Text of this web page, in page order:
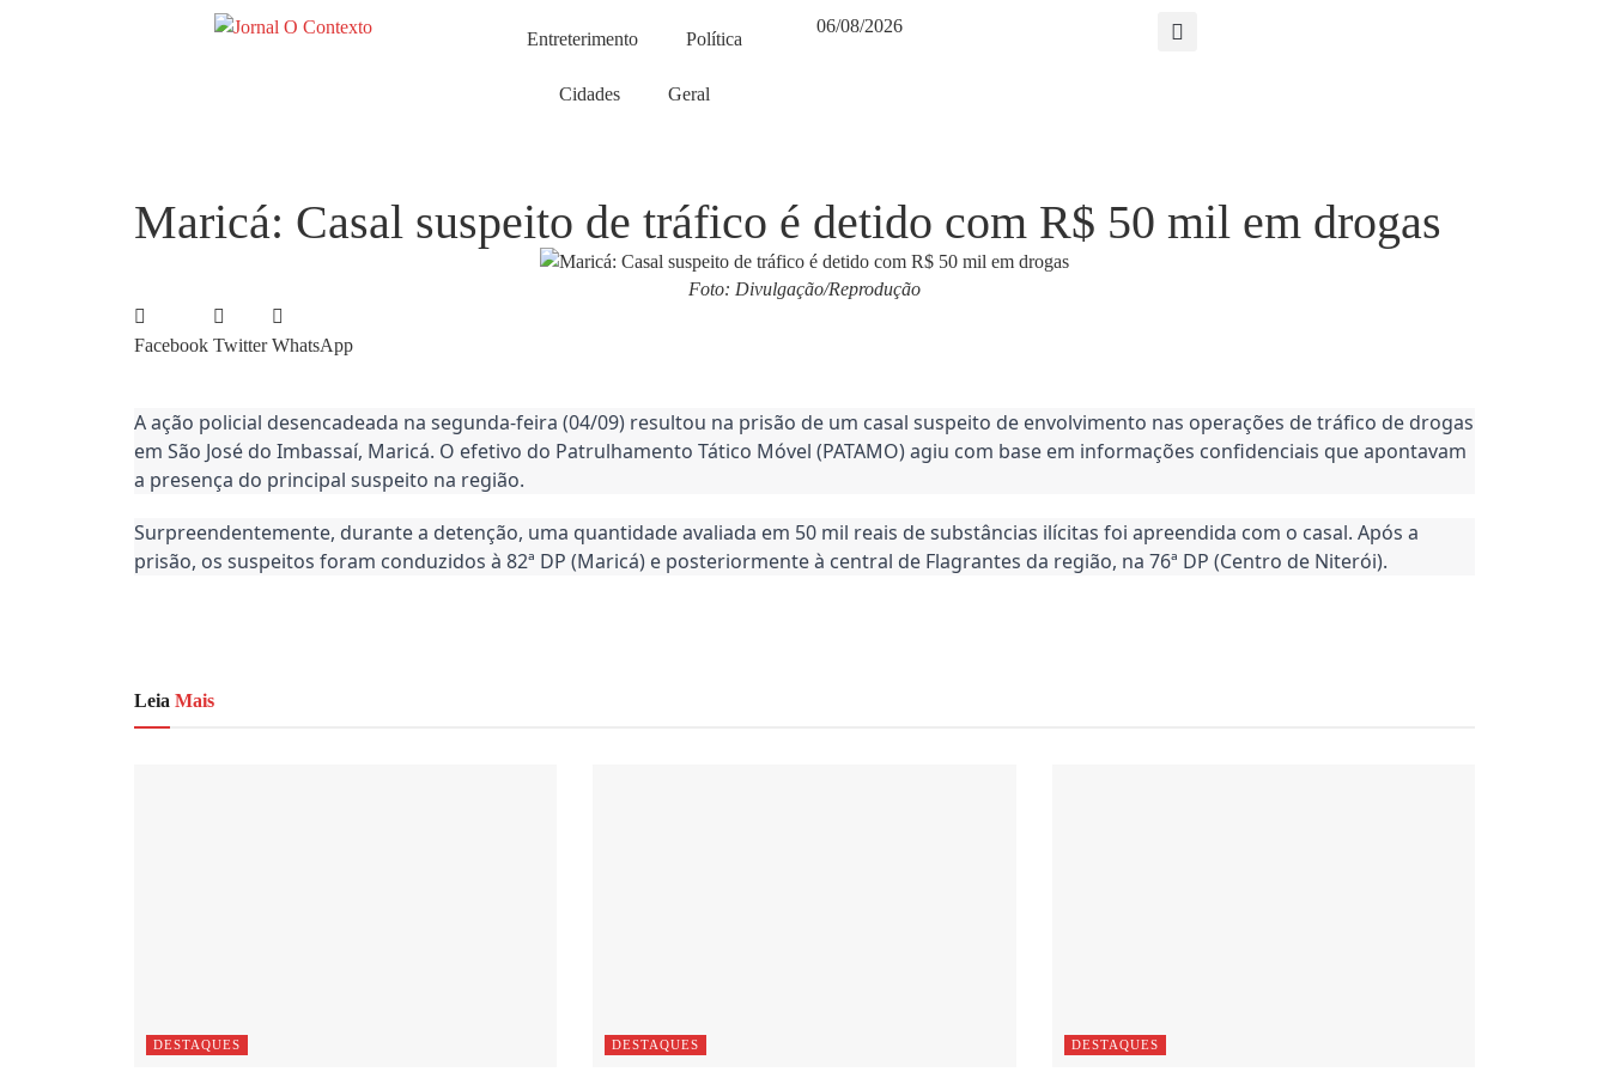
Entreterimento Política
Cidades Geral
06/08/2026
Maricá: Casal suspeito de tráfico é detido com R$ 50 mil em drogas
Foto: Divulgação/Reprodução
Facebook Twitter WhatsApp
A ação policial desencadeada na segunda-feira (04/09) resultou na prisão de um casal suspeito de envolvimento nas operações de tráfico de drogas
em São José do Imbassaí, Maricá. O efetivo do Patrulhamento Tático Móvel (PATAMO) agiu com base em informações confidenciais que apontavam
a presença do principal suspeito na região.
Surpreendentemente, durante a detenção, uma quantidade avaliada em 50 mil reais de substâncias ilícitas foi apreendida com o casal. Após a
prisão, os suspeitos foram conduzidos à 82ª DP (Maricá) e posteriormente à central de Flagrantes da região, na 76ª DP (Centro de Niterói).
Leia Mais
DESTAQUES DESTAQUES DESTAQUES